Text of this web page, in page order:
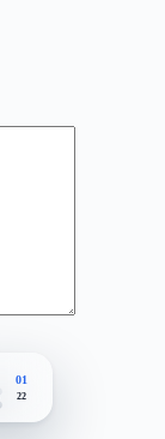
式
01
22